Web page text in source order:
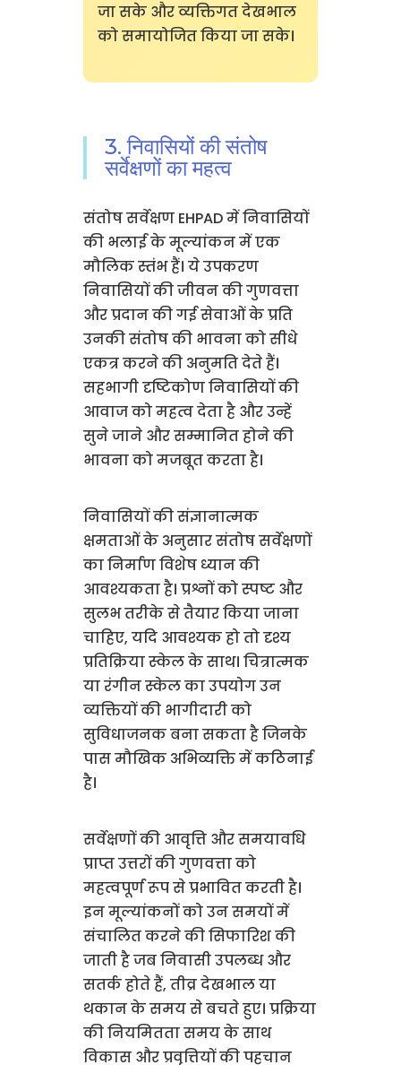
जा सके और व्यक्तिगत देखभाल
को समायोजित किया जा सके।
3. निवासियों की संतोष
सर्वेक्षणों का महत्व
संतोष सर्वेक्षण EHPAD में निवासियों
की भलाई के मूल्यांकन में एक
मौलिक स्तंभ हैं। ये उपकरण
निवासियों की जीवन की गुणवत्ता
और प्रदान की गई सेवाओं के प्रति
उनकी संतोष की भावना को सीधे
एकत्र करने की अनुमति देते हैं।
सहभागी दृष्टिकोण निवासियों की
आवाज को महत्व देता है और उन्हें
सुने जाने और सम्मानित होने की
भावना को मजबूत करता है।
निवासियों की संज्ञानात्मक
क्षमताओं के अनुसार संतोष सर्वेक्षणों
का निर्माण विशेष ध्यान की
आवश्यकता है। प्रश्नों को स्पष्ट और
सुलभ तरीके से तैयार किया जाना
चाहिए, यदि आवश्यक हो तो दृश्य
प्रतिक्रिया स्केल के साथ। चित्रात्मक
या रंगीन स्केल का उपयोग उन
व्यक्तियों की भागीदारी को
सुविधाजनक बना सकता है जिनके
पास मौखिक अभिव्यक्ति में कठिनाई
है।
सर्वेक्षणों की आवृत्ति और समयावधि
प्राप्त उत्तरों की गुणवत्ता को
महत्वपूर्ण रूप से प्रभावित करती है।
इन मूल्यांकनों को उन समयों में
संचालित करने की सिफारिश की
जाती है जब निवासी उपलब्ध और
सतर्क होते हैं, तीव्र देखभाल या
थकान के समय से बचते हुए। प्रक्रिया
की नियमितता समय के साथ
विकास और प्रवृत्तियों की पहचान